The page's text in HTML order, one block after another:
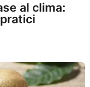
al clima: